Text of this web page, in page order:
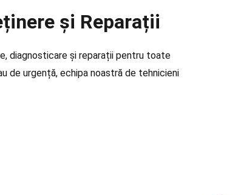
și Reparații
diagnosticare și reparații pentru toate
de urgență, echipa noastră de tehnicieni